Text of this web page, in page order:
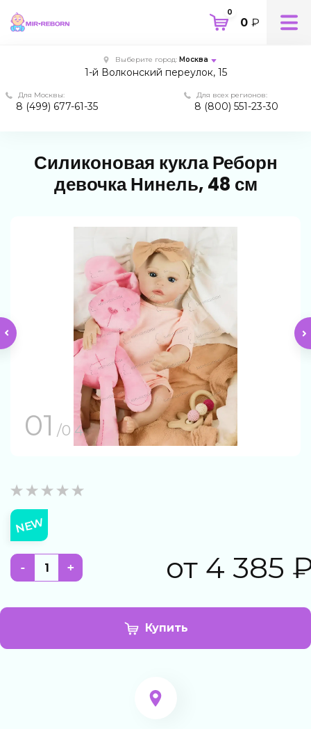
0
0 ₽
Выберите город: Москва
1-й Волконский переулок, 15
Для всех регионов:
8 (800) 551-23-30
Для Москвы:
8 (499) 677-61-35
Силиконовая кукла Реборн
девочка Нинель, 48 см
01 /0 4
NEW
- + от 4 385
Купить